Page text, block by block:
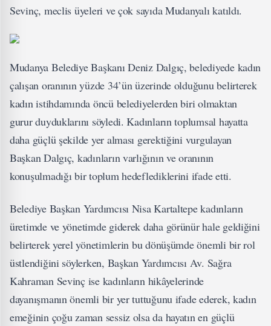
Sevinç, meclis üyeleri ve çok sayıda Mudanyalı katıldı.
Mudanya Belediye Başkanı Deniz Dalgıç, belediyede kadın
çalışan oranının yüzde 34’ün üzerinde olduğunu belirterek
kadın istihdamında öncü belediyelerden biri olmaktan
gurur duyduklarını söyledi. Kadınların toplumsal hayatta
daha güçlü şekilde yer alması gerektiğini vurgulayan
Başkan Dalgıç, kadınların varlığının ve oranının
konuşulmadığı bir toplum hedeflediklerini ifade etti.
Belediye Başkan Yardımcısı Nisa Kartaltepe kadınların
üretimde ve yönetimde giderek daha görünür hale geldiğini
belirterek yerel yönetimlerin bu dönüşümde önemli bir rol
üstlendiğini söylerken, Başkan Yardımcısı Av. Sağra
Kahraman Sevinç ise kadınların hikâyelerinde
dayanışmanın önemli bir yer tuttuğunu ifade ederek, kadın
emeğinin çoğu zaman sessiz olsa da hayatın en güçlü